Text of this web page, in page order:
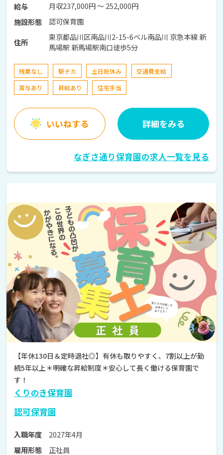
給与
月収237,000円 〜 252,000円
施設形態
認可保育園
住所
東京都品川区南品川2-15-6ベル南品川 京急本線 新
馬場駅 新馬場駅南口徒歩5分
残業なし 駅チカ 土日祝休み
交通費支給
賞与あり
昇給あり 住宅手当
いいねする 詳細をみる
なぎさ通り保育園の求人一覧を見る
【年休130日＆定時退社◎】有休も取りやすく、7割以上が勤
続5年以上＊明確な昇給制度＊安心して長く働ける保育園で
す！
くりのき保育園
認可保育園
入職年度
2027年4月
雇用形態
正社員